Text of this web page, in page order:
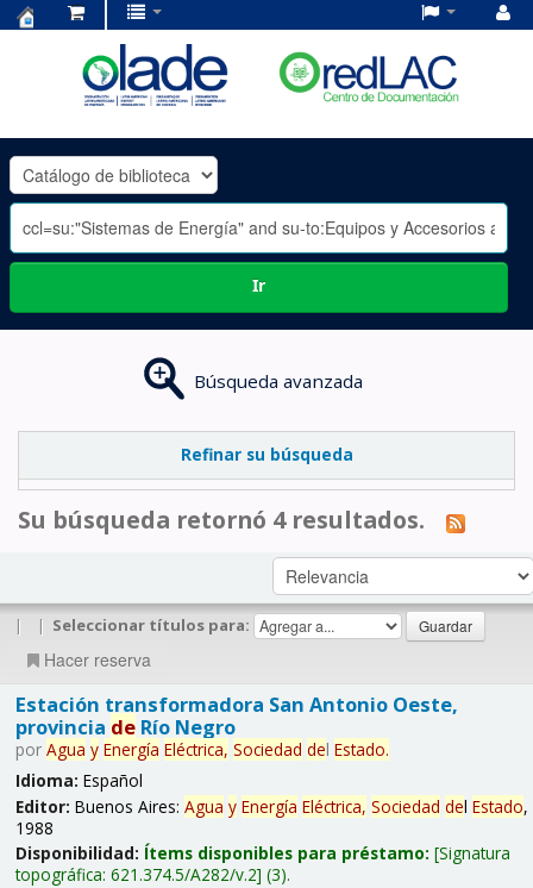
OLADE
-
Ir
Búsqueda avanzada
Refinar su búsqueda
Su búsqueda retornó 4 resultados.
| | Seleccionar títulos para:
Hacer reserva
Estación transformadora San Antonio Oeste,
provincia deRío Negro
por Agua y Energía Eléctrica, Sociedad del Estado.
Idioma: Español
Editor: Buenos Aires: Agua y Energía Eléctrica, Sociedad del Estado,
1988
Disponibilidad: Ítems disponibles para préstamo: Signatura
topográfica: 621.374.5/A282/v.2 (3).